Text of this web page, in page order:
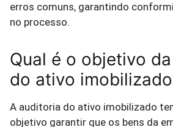
erros comuns, garantindo
no processo.
Qual é o objetivo
do ativo
A auditoria do ativo imobilizado
objetivo garantir que os bens da